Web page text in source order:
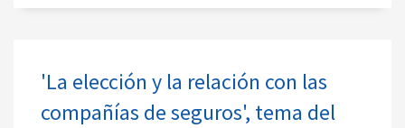
'La elección y la relación con las
compañías de seguros', tema del